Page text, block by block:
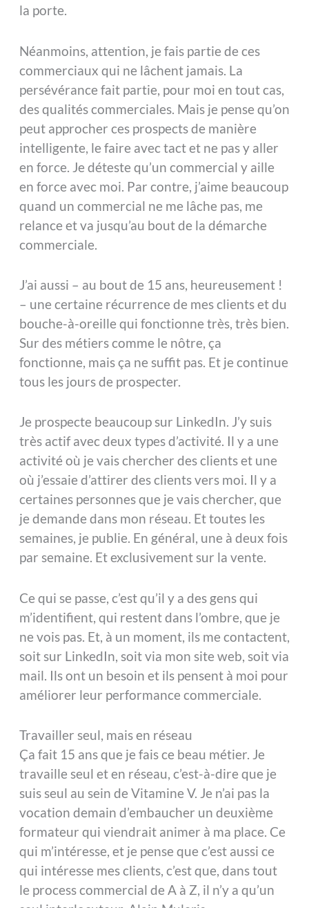
la porte.
Néanmoins, attention, je fais partie de ces
commerciaux qui ne lâchent jamais. La
persévérance fait partie, pour moi en tout cas,
des qualités commerciales. Mais je pense qu’on
peut approcher ces prospects de manière
intelligente, le faire avec tact et ne pas y aller
en force. Je déteste qu’un commercial y aille
en force avec moi. Par contre, j’aime beaucoup
quand un commercial ne me lâche pas, me
relance et va jusqu’au bout de la démarche
commerciale.
J’ai aussi – au bout de 15 ans, heureusement !
– une certaine récurrence de mes clients et du
bouche-à-oreille qui fonctionne très, très bien.
Sur des métiers comme le nôtre, ça
fonctionne, mais ça ne suffit pas. Et je continue
tous les jours de prospecter.
Je prospecte beaucoup sur LinkedIn. J’y suis
très actif avec deux types d’activité. Il y a une
activité où je vais chercher des clients et une
où j’essaie d’attirer des clients vers moi. Il y a
certaines personnes que je vais chercher, que
je demande dans mon réseau. Et toutes les
semaines, je publie. En général, une à deux fois
par semaine. Et exclusivement sur la vente.
Ce qui se passe, c’est qu’il y a des gens qui
m’identifient, qui restent dans l’ombre, que je
ne vois pas. Et, à un moment, ils me contactent,
soit sur LinkedIn, soit via mon site web, soit via
mail. Ils ont un besoin et ils pensent à moi pour
améliorer leur performance commerciale.
Travailler seul, mais en réseau
Ça fait 15 ans que je fais ce beau métier. Je
travaille seul et en réseau, c’est-à-dire que je
suis seul au sein de Vitamine V. Je n’ai pas la
vocation demain d’embaucher un deuxième
formateur qui viendrait animer à ma place. Ce
qui m’intéresse, et je pense que c’est aussi ce
qui intéresse mes clients, c’est que, dans tout
le process commercial de A à Z, il n’y a qu’un